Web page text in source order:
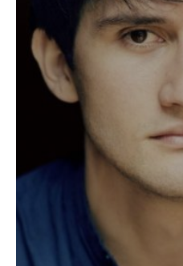
classique.